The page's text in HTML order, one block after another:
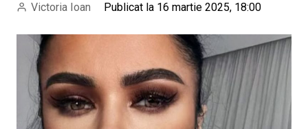
Victoria Ioan Publicat la 16 martie 2025, 18:00